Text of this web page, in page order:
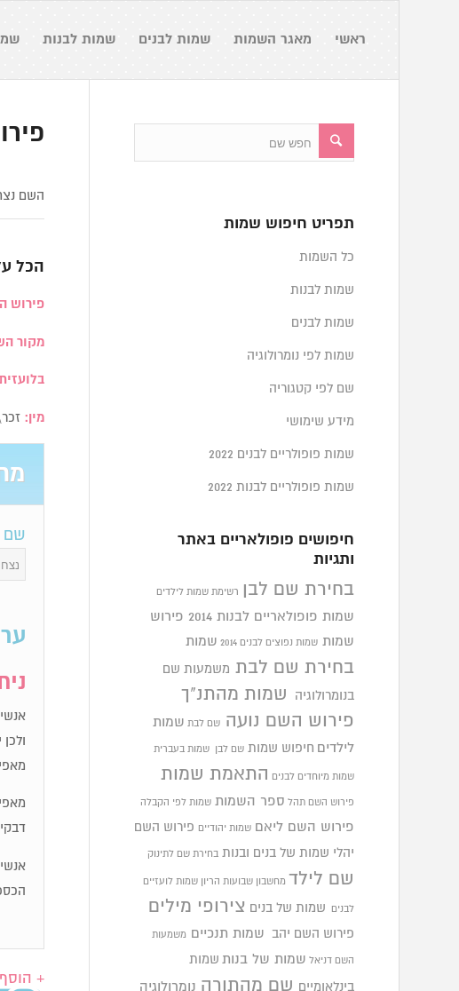
ראשי מאגר השמות שמות לבנים שמות לבנות
השם
הכל
פירוש
מקור
מין:
שם
+
תפריט חיפוש שמות
כל השמות
שמות לבנות
שמות לבנים
שמות לפי נומרולוגיה
שם לפי קטגוריה
מידע שימושי
שמות פופולריים לבנים 2022
שמות פופולריים לבנות 2022
חיפושים פופולאריים באתר
ותגיות
בחירת שם לבן רשימת שמות לילדים
שמות פופולאריים לבנות 2014 פירוש
שמות שמות נפוצים לבנים 2014 שמות
בחירת שם לבת משמעות שם
בנומרולוגיה
שמות מהתנ"ך
פירוש השם נועה
שם לבת שמות
לילדים חיפוש שמות שם לבן שמות בעברית
שמות מיוחדים לבנים התאמת שמות
פירוש השם תהל ספר השמות שמות לפי הקבלה
פירוש השם ליאם שמות יהודיים פירוש השם
יהלי שמות של בנים ובנות בחירת שם לתינוק
שם לילד מחשבון שבועות הריון שמות לועזיים
לבנים שמות של בנים צירופי מילים
פירוש השם יהב שמות תנכיים משמעות
השם דניאל שמות של בנות שמות
בינלאומיים שם מהתורה נומרולוגיה